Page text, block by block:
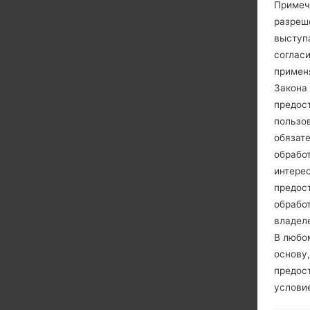
- для
- для
- для
-
- для
- для
- для
- для
- для
Mirror
В